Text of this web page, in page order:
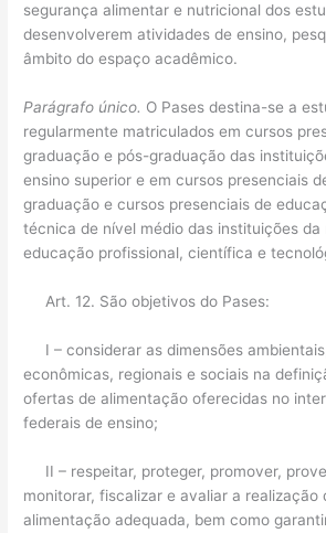
segurança alimentar e nutricional dos
desenvolverem atividades de ensino,
âmbito do espaço acadêmico.
Parágrafo único. O Pases destina-se a
regularmente matriculados em cursos
graduação e pós-graduação das
ensino superior e em cursos presenciais
graduação e cursos presenciais de
técnica de nível médio das instituições da
educação profissional, científica e
Art. 12. São objetivos do Pases:
I – considerar as dimensões
econômicas, regionais e sociais na
ofertas de alimentação oferecidas no
federais de ensino;
II – respeitar, proteger, promover,
monitorar, fiscalizar e avaliar a realização
alimentação adequada, bem como